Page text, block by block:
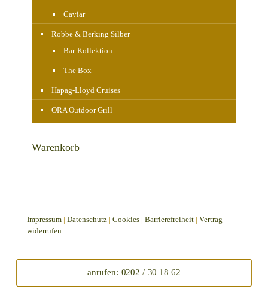
Caviar
Robbe & Berking Silber
Bar-Kollektion
The Box
Hapag-Lloyd Cruises
ORA Outdoor Grill
Warenkorb
Impressum | Datenschutz | Cookies | Barrierefreiheit | Vertrag
widerrufen
anrufen: 0202 / 30 18 62